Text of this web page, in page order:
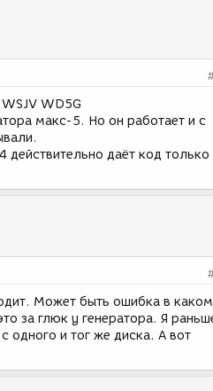
WD5G
макс-5. Но он работает и с
действительно даёт код только
Может быть ошибка в
за глюк у генератора. Я
одного и тог же диска. А вот